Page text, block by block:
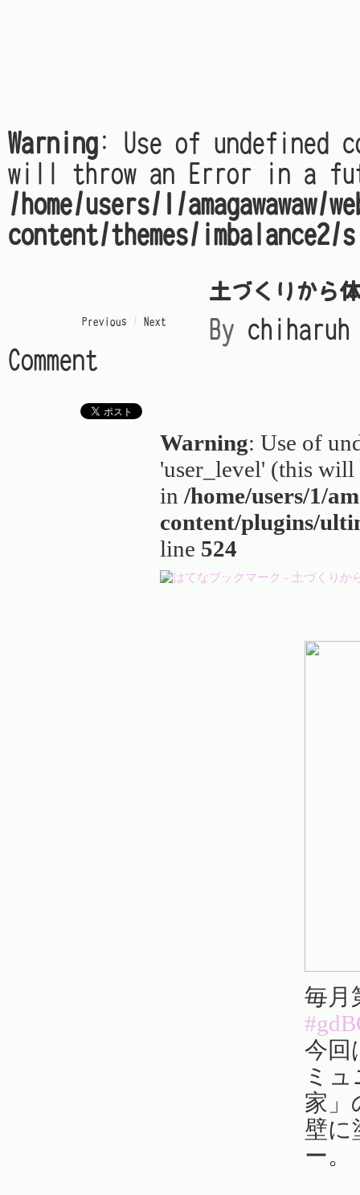
Warning: Use of undefined
will throw an Error in a
/home/users/1/amagawawaw/
content/themes/imbalance2/
土づくりから
« Previous / Next » By chiharuh
Comment
Warning: Use of
'user_level' (this
in /home/users/1/
content/plugins/
line 524
毎月
今回
ミ
家」
壁に
ー。